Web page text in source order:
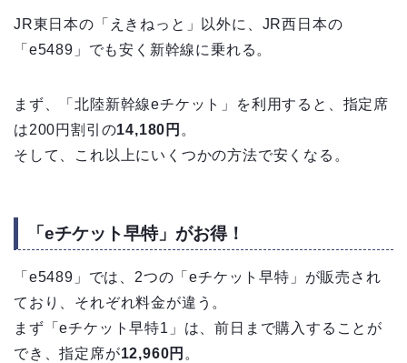
JR東日本の「えきねっと」以外に、JR西日本の
「e5489」でも安く新幹線に乗れる。
まず、「北陸新幹線eチケット」を利用すると、指定席
は200円割引の14,180円 。
そして、これ以上にいくつかの方法で安くなる。
「eチケット早特」がお得！
「e5489」では、2つの「eチケット早特」が販売され
ており、それぞれ料金が違う。
まず「eチケット早特1」は、前日まで購入することが
でき、指定席が12,960円 。